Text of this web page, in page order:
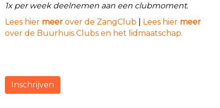
1x per week deelnemen aan een clubmoment.
Lees hier meer over de ZangClub Lees hier meer
over de Buurhuis Clubs en het lidmaatschap.
Inschrijven